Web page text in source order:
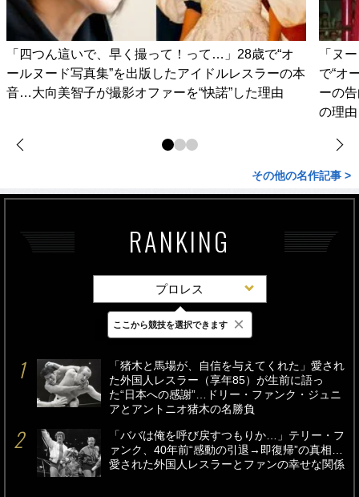
「四つん這いで、早く撮って！って…」28歳で“オ
ールヌード写真集”を出版したアイドルレスラーの本
音…大向美智子が撮影オファーを“快諾”した理由
「ヌ
で“オ
ーの
の理由
その他の名作記事 >
RANKING
プロレス
最新 24時間 週間
「猪木と馬場が、自信を与えてくれた」愛され
た外国人レスラー（享年85）が生前に語っ
た“日本への感謝”…ドリー・ファンク・ジュニ
アとアントニオ猪木の名勝負
「ババは俺を呼び戻すつもりか…」テリー・フ
ァンク、40年前“感動の引退→即復帰”の真相…
愛された外国人レスラーとファンの幸せな関係
ここから競技を選択できます ×